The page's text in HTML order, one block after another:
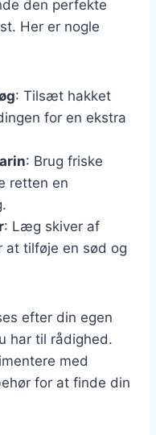
den perfekte
Her er nogle
: Tilsæt hakket
for en ekstra
: Brug friske
retten en
: Læg skiver af
tilføje en sød og
efter din egen
har til rådighed.
med
for at finde din